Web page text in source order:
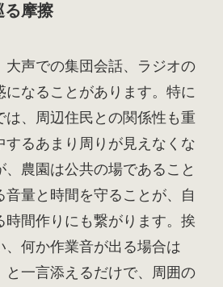
る摩擦
大声での集団会話、ラジオの
になることがあります。特に
は、周辺住民との関係性も重
するあまり周りが見えなくな
、農園は公共の場であること
音量と時間を守ることが、自
時間作りにも繋がります。挨
、何か作業音が出る場合は
と一言添えるだけで、周囲の